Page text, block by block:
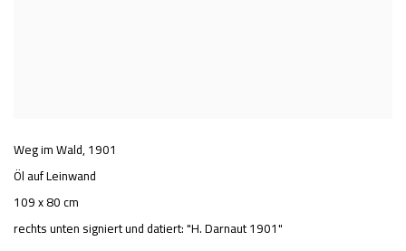
Weg im Wald,1901
Öl auf Leinwand
109 x 80 cm
rechts unten signiert und datiert: "H. Darnaut 1901"